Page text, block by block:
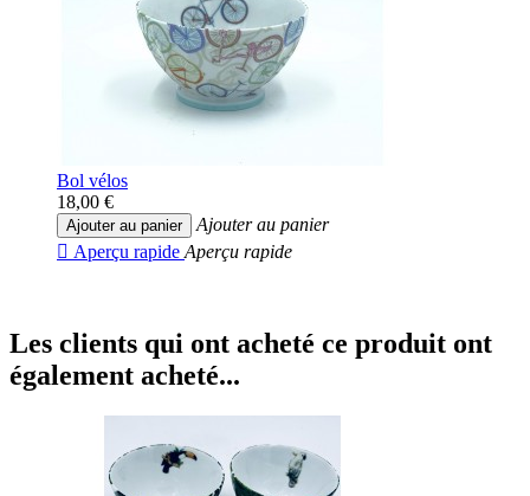
Bol vélos
18,00 €
Ajouter au panier
Ajouter au panier
 Aperçu rapide Aperçu rapide
Les clients qui ont acheté ce produit ont
également acheté...